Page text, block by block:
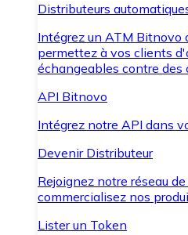
Distributeurs
Intégrez un ATM Bitnovo
permettez à vos clients
échangeables contre des
API Bitnovo
Intégrez notre API dans
Devenir Distributeur
Rejoignez notre réseau
commercialisez nos
Lister un Token